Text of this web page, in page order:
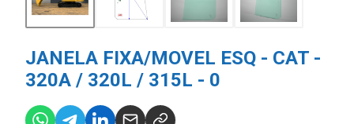
JANELA FIXA/MOVEL ESQ - CAT -
320A / 320L / 315L - 0